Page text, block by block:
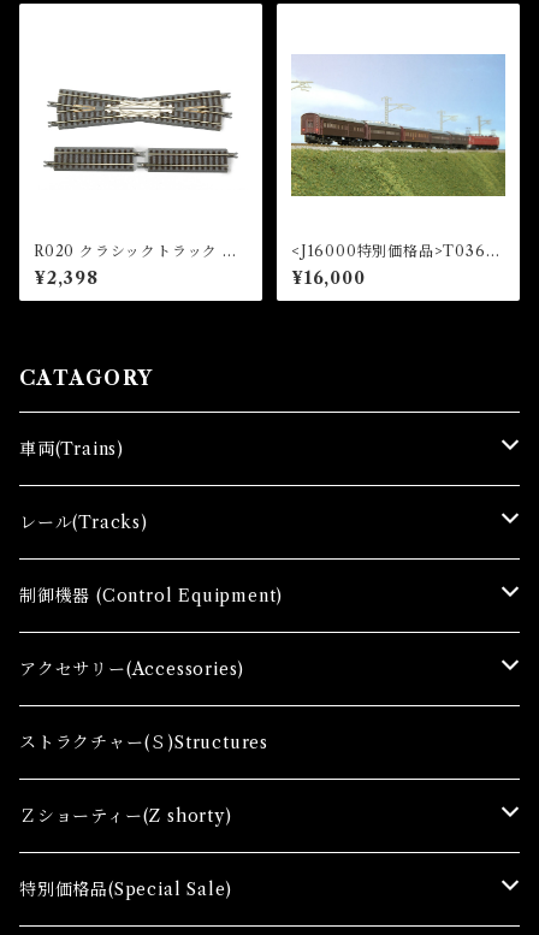
R020 クラシックトラック ク
ロスレール13°(1本)+直線レー
ル53.6mm(2本) (CLASSIC
TRACK Crossing Track 13
¥2,398
<J16000特別価格品>T036-2
1号編成 お召し列車 初期仕様
5両セット (Imperial Train "I
CHIGOU HENSEI" Initial
¥16,000
CATAGORY
車両(Trains)
Ｚゲージ車両(Ｔ) Zgauge Trains
Ｚゲージスターターセット(G) Z Starter sets
Zゲージファーストセット(E) Z First Sets
レール(Tracks)
レール(R)Tracks
レールセット(R) Track Sets
レール関連商品(Track related goods)
制御機器 (Control Equipment)
制御機器（Ｃ＆ＲＣ）Control Equipment
制御機器（Ａ）Control Accessory
アクセサリー(Accessories)
アクセサリー(A) Accessories
コンテナ(Ａ) Container Cargo
ストラクチャー(Ｓ)Structures
Ｚショーティー(Z shorty)
車両（ST）Z Shorty Trains
特別価格品(Special Sale)